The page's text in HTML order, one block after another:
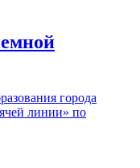
города
линии» по